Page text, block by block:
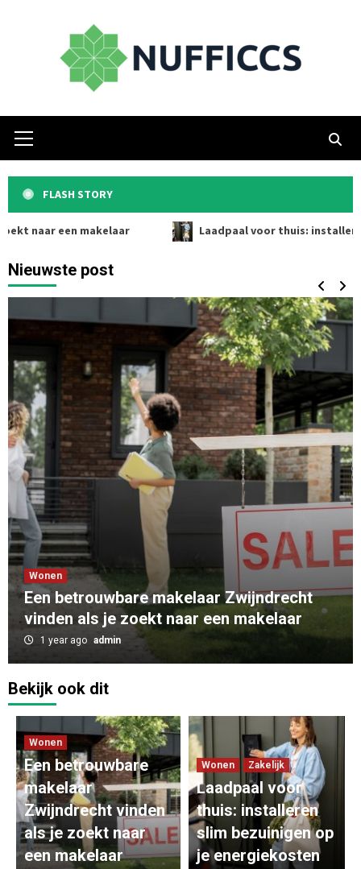
Menu
FLASH STORY
makelaar Laadpaal voor thuis: installeren slim
Nieuwste post
Wonen
Een betrouwbare makelaar Zwijndrecht
vinden als je zoekt naar een makelaar
1 year ago admin
Bekijk ook dit
Wonen
Een betrouwbare
makelaar
Zwijndrecht vinden
als je zoekt naar
een makelaar
Wonen Zakelijk
Laadpaal voor
thuis: installeren
slim bezuinigen op
je energiekosten
3
Catering Deventer: Professionele catering
oplossingen voor elke gelegenheid
4
Zakelijk
App ontwikkelen kosten: inzicht in de kosten
voor een app